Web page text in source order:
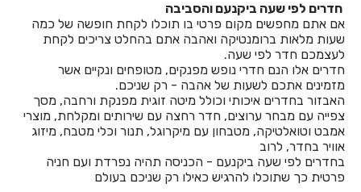
חדרים לפי שעה בבית יהושע
חדרים לפי שעה בבית ינאי
חדרים לפי שעה בבית לחם הגלילית
חדרים לפי שעה בבית ליד
חדרים לפי שעה בבית נחמיה
חדרים לפי שעה בבית עזרא
חדרים לפי שעה ביקנעם והסביבה
אם אתם מחפשים מקום פרטי בו תוכלו לקחת חופשה של כמה
שעות מלאות ברומנטיקה ואהבה אתם בהחלט צריכים לקחת
לעצמכם חדר לפי שעה.
חדרים אלו הנם חדרי נופש מפנקים, מטופחים ונקיים אשר
מזמינים אתכם לשעות של אהבה - רק שניכם.
האבזור בחדרים איכותי וכולל מיטה זוגית מפנקת ורחבה, מסך
צפייה עם מבחר ערוצים, חדר רחצה עם שירותים ומקלחת, מוצרי
אמבט וטואלטיקה, מטבחון עם מיקרוגל, תנור וכלי מטבח, מיזוג
אוויר בחדר, לרוב
בחדרים לפי שעה ביקנעם - הכניסה תהיה נפרדת ועם חניה
פרטית כך שתוכלו להרגיש כאילו רק שניכם בעולם